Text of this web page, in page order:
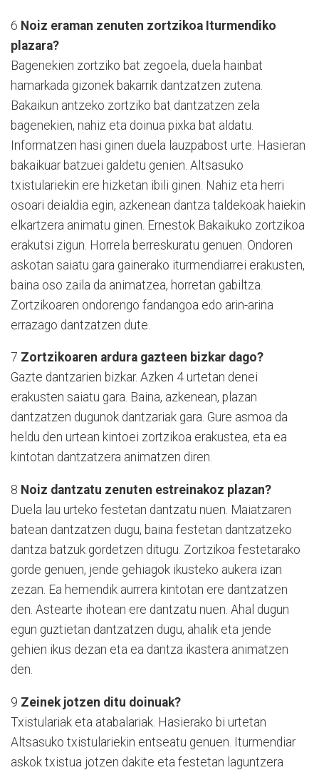
6 Noiz eraman zenuten zortzikoa Iturmendiko
plazara?
Bagenekien zortziko bat zegoela, duela hainbat
hamarkada gizonek bakarrik dantzatzen zutena.
Bakaikun antzeko zortziko bat dantzatzen zela
bagenekien, nahiz eta doinua pixka bat aldatu.
Informatzen hasi ginen duela lauzpabost urte. Hasieran
bakaikuar batzuei galdetu genien. Altsasuko
txistulariekin ere hizketan ibili ginen. Nahiz eta herri
osoari deialdia egin, azkenean dantza taldekoak haiekin
elkartzera animatu ginen. Ernestok Bakaikuko zortzikoa
erakutsi zigun. Horrela berreskuratu genuen. Ondoren
askotan saiatu gara gainerako iturmendiarrei erakusten,
baina oso zaila da animatzea, horretan gabiltza.
Zortzikoaren ondorengo fandangoa edo arin-arina
errazago dantzatzen dute.
7 Zortzikoaren ardura gazteen bizkar dago?
Gazte dantzarien bizkar. Azken 4 urtetan denei
erakusten saiatu gara. Baina, azkenean, plazan
dantzatzen dugunok dantzariak gara. Gure asmoa da
heldu den urtean kintoei zortzikoa erakustea, eta ea
kintotan dantzatzera animatzen diren.
8 Noiz dantzatu zenuten estreinakoz plazan?
Duela lau urteko festetan dantzatu nuen. Maiatzaren
batean dantzatzen dugu, baina festetan dantzatzeko
dantza batzuk gordetzen ditugu. Zortzikoa festetarako
gorde genuen, jende gehiagok ikusteko aukera izan
zezan. Ea hemendik aurrera kintotan ere dantzatzen
den. Astearte ihotean ere dantzatu nuen. Ahal dugun
egun guztietan dantzatzen dugu, ahalik eta jende
gehien ikus dezan eta ea dantza ikastera animatzen
den.
9 Zeinek jotzen ditu doinuak?
Txistulariak eta atabalariak. Hasierako bi urtetan
Altsasuko txistulariekin entseatu genuen. Iturmendiar
askok txistua jotzen dakite eta festetan laguntzera